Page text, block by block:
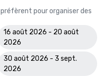
pour organiser des
16 août 2026 - 20 août
2026
30 août 2026 - 3 sept.
2026